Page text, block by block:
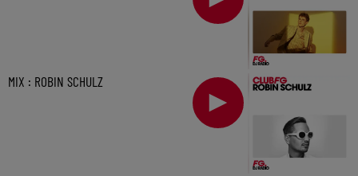
MIX : ROBIN SCHULZ